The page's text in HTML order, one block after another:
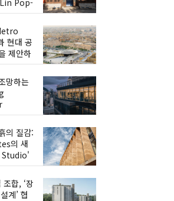
현대 공
제안하
망하는
의 질감:
의 새
Studio'
합, ‘장
계’ 협